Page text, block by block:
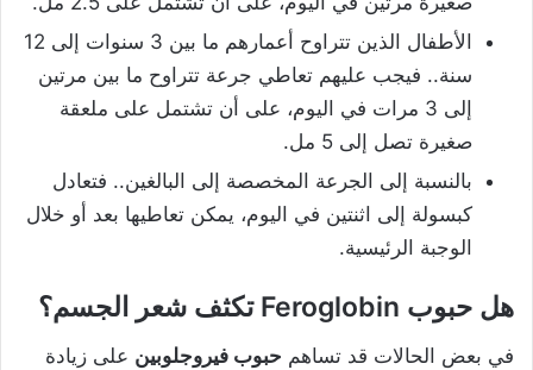
الأطفال الذين تتراوح أعمارهم ما بين 3 سنوات إلى 12
سنة.. فيجب عليهم تعاطي جرعة تتراوح ما بين مرتين
إلى 3 مرات في اليوم، على أن تشتمل على ملعقة
صغيرة تصل إلى 5 مل.
بالنسبة إلى الجرعة المخصصة إلى البالغين.. فتعادل
كبسولة إلى اثنتين في اليوم، يمكن تعاطيها بعد أو خلال
الوجبة الرئيسية.
هل حبوب Feroglobin تكثف شعر الجسم؟
في بعض الحالات قد تساهم حبوب فيروجلوبين على زيادة